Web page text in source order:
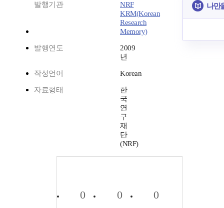
발행기관
NRF
KRM(Korean
Research
Memory)
발행연도
2009
년
작성언어 Korean
자료형태
한
국
연
구
재
단
(NRF)
0 0 0
나만